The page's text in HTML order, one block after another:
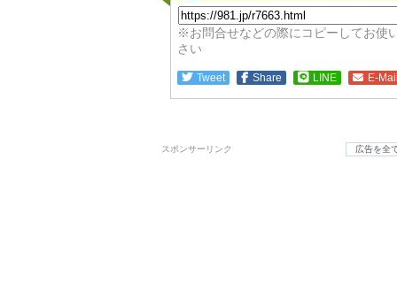
※お問合せなどの際にコピーしてお使
さい
Tweet Share LINE E-
スポンサーリンク 広告を全